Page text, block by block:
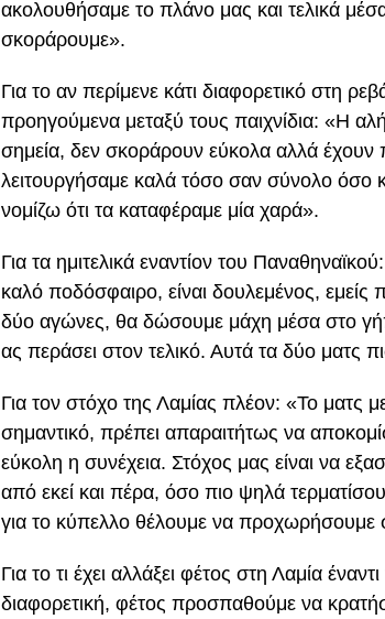
ακολουθήσαμε το πλάνο μας και τελικά
σκοράρουμε».
Για το αν περίμενε κάτι διαφορετικό στη
προηγούμενα μεταξύ τους παιχνίδια: «H
σημεία, δεν σκοράρουν εύκολα αλλά έχουν
λειτουργήσαμε καλά τόσο σαν σύνολο όσο
νομίζω ότι τα καταφέραμε μία χαρά».
Για τα ημιτελικά εναντίον του
καλό ποδόσφαιρο, είναι δουλεμένος,
δύο αγώνες, θα δώσουμε μάχη μέσα στο
ας περάσει στον τελικό. Αυτά τα δύο ματς
Για τον στόχο της Λαμίας πλέον: «Το ματς
σημαντικό, πρέπει απαραιτήτως να
εύκολη η συνέχεια. Στόχος μας είναι να
από εκεί και πέρα, όσο πιο ψηλά
για το κύπελλο θέλουμε να προχωρήσουμε
Για το τι έχει αλλάξει φέτος στη Λαμία
διαφορετική, φέτος προσπαθούμε να